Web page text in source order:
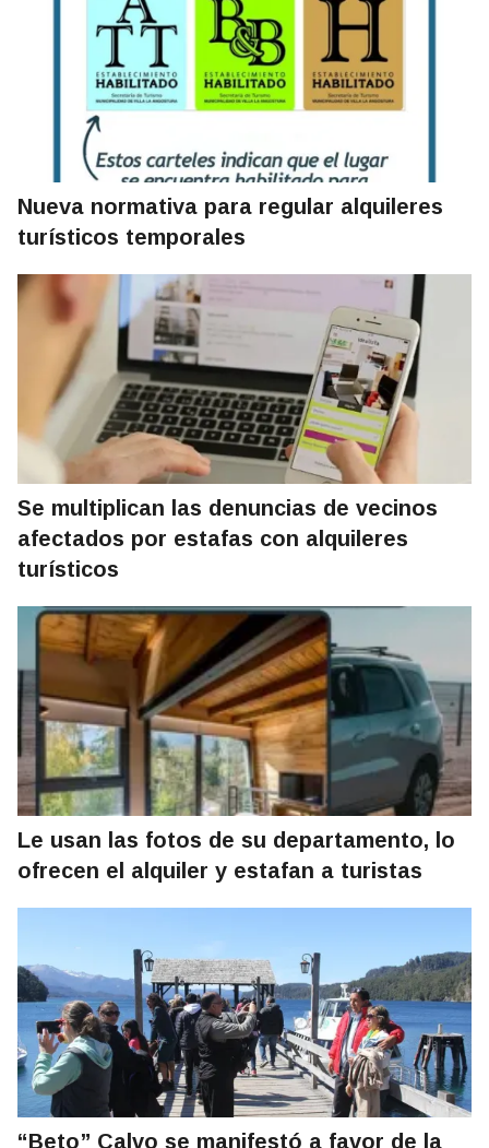
Nueva normativa para regular alquileres
turísticos temporales
Se multiplican las denuncias de vecinos
afectados por estafas con alquileres
turísticos
Le usan las fotos de su departamento, lo
ofrecen el alquiler y estafan a turistas
“Beto” Calvo se manifestó a favor de la